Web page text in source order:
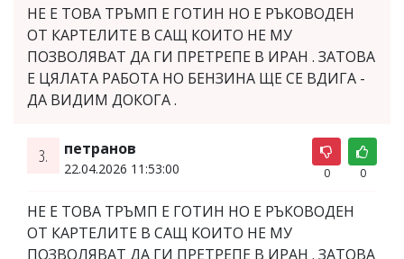
НЕ Е ТОВА ТРЪМП Е ГОТИН НО Е РЪКОВОДЕН
ОТ КАРТЕЛИТЕ В САЩ КОИТО НЕ МУ
ПОЗВОЛЯВАТ ДА ГИ ПРЕТРЕПЕ В ИРАН . ЗАТОВА
Е ЦЯЛАТА РАБОТА НО БЕНЗИНА ЩЕ СЕ ВДИГА -
ДА ВИДИМ ДОКОГА .
3. петранов
22.04.2026 11:53:00 0 0
НЕ Е ТОВА ТРЪМП Е ГОТИН НО Е РЪКОВОДЕН
ОТ КАРТЕЛИТЕ В САЩ КОИТО НЕ МУ
ПОЗВОЛЯВАТ ДА ГИ ПРЕТРЕПЕ В ИРАН . ЗАТОВА